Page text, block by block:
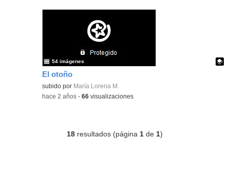
El otoño
Contenido educativo.
subido por María Lorena M.
54 imágenes
-hace 2 años -66 visualizaciones
18 resultados (página 1 de 1)